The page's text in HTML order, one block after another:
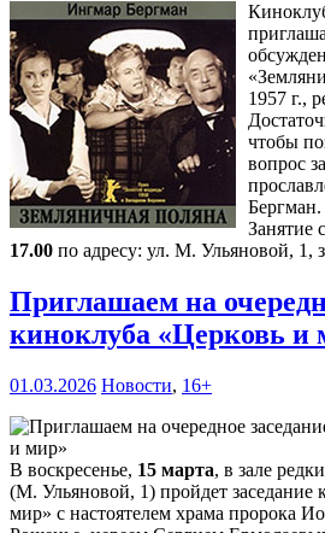
1957 г.,
чтобы
вопрос
Бергман.
Занятие
17.00 по адресу: ул. М. Ульяновой, 1,
Приглашаем на
киноклуба «Церковь и
01.03.2026 Новости, 16+
В воскресенье, 15 марта, в зале
(М. Ульяновой, 1) пройдет заседание
мир» с настоятелем храма пророка